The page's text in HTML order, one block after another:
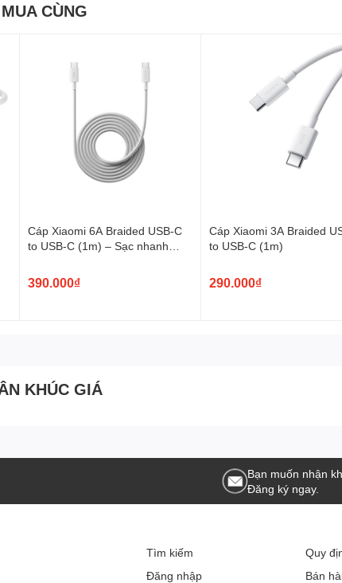
thiết bị nhờ thiết kế hỗ trợ nhiều cổng USB đầu ra.
nội thất xe ô tô, với độ an toàn cao cho người sử dụng.
đường dài hay các chuyến du lịch.
cùng lúc
CÙNG
Cáp Xiaomi 6A Braided USB-C
to USB-C (1m) – Sạc nhanh
390.000₫
Cáp Xiaomi 3A Braided
to USB-C (1m)
290.000₫
KHÚC GIÁ
Bạn muốn nhận
Đăng ký ngay.
Tìm kiếm
Đăng nhập
Quy
Bán